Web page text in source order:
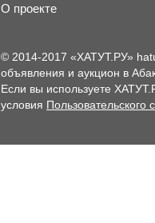
О проекте
© 2014-2017 «ХАТУТ.РУ»
объявления и аукцион в
Если вы используете
условия Пользовательского